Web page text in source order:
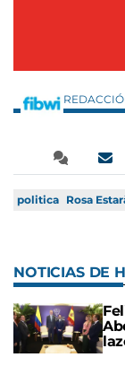
politica Rosa
NOTICIAS DE